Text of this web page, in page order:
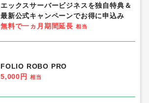
エックスサーバービジネスを独自特典＆
最新公式キャンペーンでお得に申込み
無料で一ヵ月期間延長 相当
FOLIO ROBO PRO
5,000円
相当